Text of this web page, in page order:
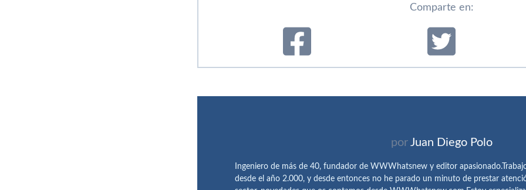
Comparte en:
por Juan Diego Polo
Ingeniero de más de 40, fundador de WWWhatsnew y editor
desde el año 2.000, y desde entonces no he parado un minuto de prestar